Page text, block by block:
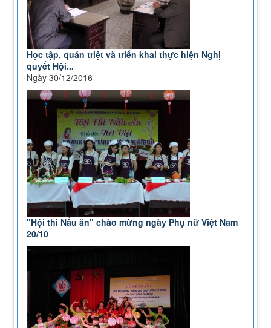
Học tập, quán triệt và triển khai thực hiện Nghị
quyết Hội...
Ngày 30/12/2016
"Hội thi Nấu ăn" chào mừng ngày Phụ nữ Việt Nam
20/10